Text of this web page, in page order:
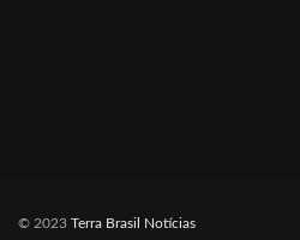
© 2023 Terra Brasil Notícias